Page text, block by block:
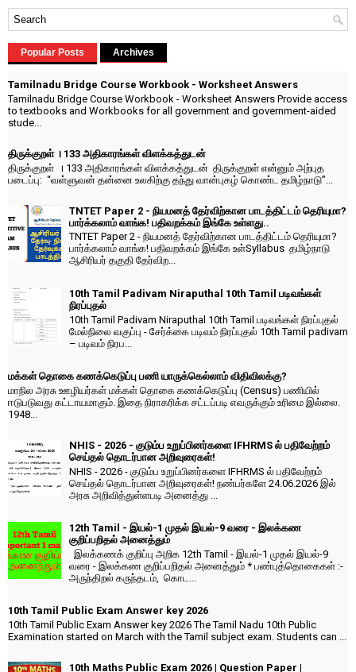
Popular Posts Archives
Tamilnadu Bridge Course Workbook - Worksheet Answers
Tamilnadu Bridge Course Workbook - Worksheet Answers Provide access
to textbooks and Workbooks for all government and government-aided
stude...
திருக்குறள் । 133 அதிகாரங்கள் விளக்கத்துடன்
திருக்குறள் । 133 அதிகாரங்கள் விளக்கத்துடன் திருக்குறள் என்னும் அற்புத
படைப்பு: “வள்ளுவன் தன்னை உலகிற்கு தந்து வான்புகழ் கொண்ட தமிழ்நாடு”...
TNTET Paper 2 - நியமனத் தேர்விற்கான பாடத்திட்டம் தெரியுமா?
பார்க்கலாம் வாங்க! பதிவறக்கம் இங்கே உள்ளது..
TNTET Paper 2 - நியமனத் தேர்விற்கான பாடத்திட்டம் தெரியுமா?
பார்க்கலாம் வாங்க! பதிவறக்கம் இங்கே உள்Syllabus தமிழ்நாடு
ஆசிரியர் தகுதி தேர்விற...
10th Tamil Padivam Niraputhal 10th Tamil படிவங்கள்
நிரப்புதல்
10th Tamil Padivam Niraputhal 10th Tamil படிவங்கள் நிரப்புதல்
மேல்நிலை வகுப்பு - சேர்க்கை படிவம் நிரப்புதல் 10th Tamil padivam
– படிவம் நிரப...
மக்கள் தொகை கணக்கெடுப்பு பணி யாருக்கெல்லாம் விதிவிலக்கு?
மாநில அரசு ஊழியர்கள் மக்கள் தொகை கணக்கெடுப்பு (Census) பணியில்
ஈடுபடுவது கட்டாயமாகும். இதை நிராகரிக்க சட்டப்படி எவருக்கும் உரிமை இல்லை.
1948...
NHIS - 2026 - குடும்ப உறுப்பினர்களை IFHRMS ல் பதிவேற்றம்
செய்தல் தொடர்பான அறிவுரைகள்!
NHIS - 2026 - குடும்ப உறுப்பினர்களை IFHRMS ல் பதிவேற்றம்
செய்தல் தொடர்பான அறிவுரைகள்! நண்பர்களே 24.06.2026 இல்
அரசு அறிவித்துள்ளபடி அனைத்து ...
12th Tamil - இயல்-1 முதல் இயல்-9 வரை - இலக்கண
குறிப்பறிதல் அனைத்தும்
இலக்கணக் குறிப்பு அறிக 12th Tamil - இயல்-1 முதல் இயல்-9
வரை - இலக்கண குறிப்பறிதல் அனைத்தும் * பண்புத்தொகைகள் :-
அருந்திறல் கருந்தடம், கொட...
10th Tamil Public Exam Answer key 2026
10th Tamil Public Exam Answer key 2026 The Tamil Nadu 10th Public
Examination started on March with the Tamil subject exam. Students can ...
10th Maths Public Exam 2026 | Question Paper |